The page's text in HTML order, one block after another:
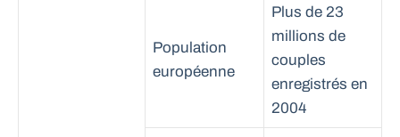
Population
européenne
Plus de 23
millions de
couples
enregistrés en
2004